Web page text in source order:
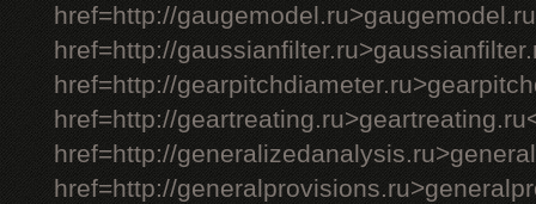
href=http://
href=http://
href=http://
href=http://
href=http://
href=http://